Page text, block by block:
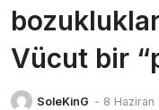
Vücut bir
SoleKinG - 8 Haziran